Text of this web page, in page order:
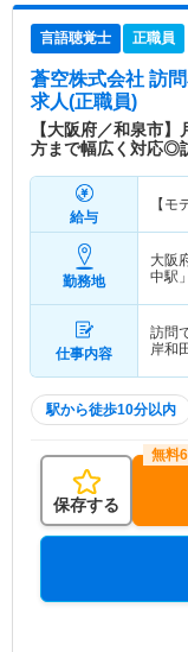
言語聴覚士 正職員
蒼空株式会社 訪
求人(正職員)
【大阪府／和泉市
方まで幅広く対応◎
給与
【モ
勤務地
大阪
中駅
仕事内容
訪問
岸和
駅から徒歩10分以内
保存する